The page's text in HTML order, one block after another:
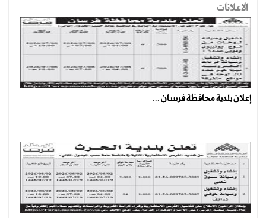
الاعلانات
إعلان بلدية محافظة فرسان ...